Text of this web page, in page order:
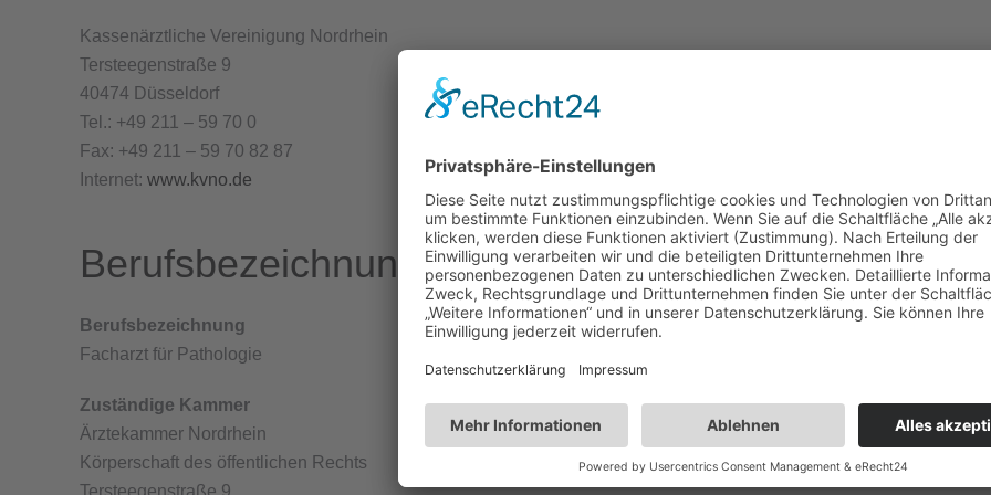
Kassenärztliche Vereinigung Nordrhein
Tersteegenstraße 9
40474 Düsseldorf
Tel.: +49 211 – 59 70 0
Fax: +49 211 – 59 70 82 87
Internet: www.kvno.de
Berufsbezeichnung und berufsrechtliche
Berufsbezeichnung
Facharzt für Pathologie
Zuständige Kammer
Ärztekammer Nordrhein
Körperschaft des öffentlichen Rechts
Tersteegenstraße 9